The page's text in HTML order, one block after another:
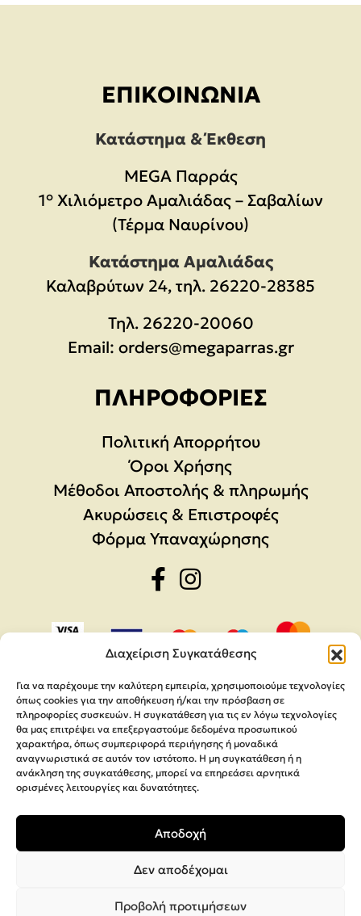
Διαχείριση Συγκατάθεσης
Για να παρέχουμε την καλύτερη εμπειρία, χρησιμοποιούμε τεχνολογίες
όπως cookies για την αποθήκευση ή/και την πρόσβαση σε
πληροφορίες συσκευών. Η συγκατάθεση για τις εν λόγω τεχνολογίες
θα μας επιτρέψει να επεξεργαστούμε δεδομένα προσωπικού
χαρακτήρα, όπως συμπεριφορά περιήγησης ή μοναδικά
αναγνωριστικά σε αυτόν τον ιστότοπο. Η μη συγκατάθεση ή η
ανάκληση της συγκατάθεσης, μπορεί να επηρεάσει αρνητικά
ορισμένες λειτουργίες και δυνατότητες.
Αποδοχή
Δεν αποδέχομαι
Προβολή προτιμήσεων
ΕΠΙΚΟΙΝΩΝΊΑ
Κατάστημα & Έκθεση
MEGA Παρράς
1° Χιλιόμετρο Αμαλιάδας – Σαβαλίων
(Τέρμα Ναυρίνου)
Κατάστημα Αμαλιάδας
Καλαβρύτων 24, τηλ. 26220-28385
Τηλ. 26220-20060
Email: orders@megaparras.gr
ΠΛΗΡΟΦΟΡΊΕΣ
Πολιτική Απορρήτου
Όροι Χρήσης
Μέθοδοι Αποστολής & πληρωμής
Ακυρώσεις & Επιστροφές
Φόρμα Υπαναχώρησης
Copyright 2026,
Κατασκευή Ιστοσελίδων Interactive Net Solutions